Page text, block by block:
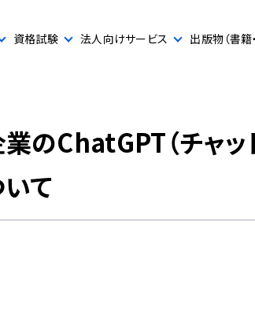
資格試験 法人向けサービス 出版物（書籍
のChatGPT（チャ
て